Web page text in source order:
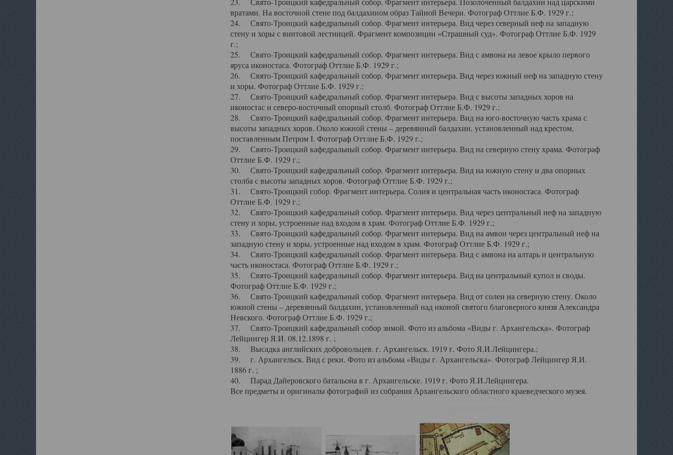
вратами. На восточной стене под балдахином образ Тайной Вечери. Фотограф Оттлие Б.Ф. 1929 г.;
24. Свято-Троицкий кафедральный собор. Фрагмент интерьера. Вид через северный неф на западную
стену и хоры с винтовой лестницей. Фрагмент композиции «Страшный суд». Фотограф Оттлие Б.Ф. 1929
г.;
25. Свято-Троицкий кафедральный собор. Фрагмент интерьера. Вид с амвона на левое крыло первого
яруса иконостаса. Фотограф Оттлие Б.Ф. 1929 г.;
26. Свято-Троицкий кафедральный собор. Фрагмент интерьера. Вид через южный неф на западную стену
и хоры. Фотограф Оттлие Б.Ф. 1929 г.;
27. Свято-Троицкий кафедральный собор. Фрагмент интерьера. Вид с высоты западных хоров на
иконостас и северо-восточный опорный столб. Фотограф Оттлие Б.Ф. 1929 г.;
28. Свято-Троицкий кафедральный собор. Фрагмент интерьера. Вид на юго-восточную часть храма с
высоты западных хоров. Около южной стены – деревянный балдахин, установленный над крестом,
поставленным Петром I. Фотограф Оттлие Б.Ф. 1929 г.;
29. Свято-Троицкий кафедральный собор. Фрагмент интерьера. Вид на северную стену храма. Фотограф
Оттлие Б.Ф. 1929 г.;
30. Свято-Троицкий кафедральный собор. Фрагмент интерьера. Вид на южную стену и два опорных
столба с высоты западных хоров. Фотограф Оттлие Б.Ф. 1929 г.;
31. Свято-Троицкий собор. Фрагмент интерьера. Солия и центральная часть иконостаса. Фотограф
Оттлие Б.Ф. 1929 г.;
32. Свято-Троицкий кафедральный собор. Фрагмент интерьера. Вид через центральный неф на западную
стену и хоры, устроенные над входом в храм. Фотограф Оттлие Б.Ф. 1929 г.;
33. Свято-Троицкий кафедральный собор. Фрагмент интерьера. Вид на амвон через центральный неф на
западную стену и хоры, устроенные над входом в храм. Фотограф Оттлие Б.Ф. 1929 г.;
34. Свято-Троицкий кафедральный собор. Фрагмент интерьера. Вид с амвона на алтарь и центральную
часть иконостаса. Фотограф Оттлие Б.Ф. 1929 г.;
35. Свято-Троицкий кафедральный собор. Фрагмент интерьера. Вид на центральный купол и своды.
Фотограф Оттлие Б.Ф. 1929 г.;
36. Свято-Троицкий кафедральный собор. Фрагмент интерьера. Вид от солеи на северную стену. Около
южной стены – деревянный балдахин, установленный над иконой святого благоверного князя Александра
Невского. Фотограф Оттлие Б.Ф. 1929 г.;
37. Свято-Троицкий кафедральный собор зимой. Фото из альбома «Виды г. Архангельска». Фотограф
Лейцингер Я.И. 08.12.1898 г. ;
38. Высадка английских добровольцев. г. Архангельск. 1919 г. Фото Я.И.Лейцингера.;
39. г. Архангельск. Вид с реки. Фото из альбома «Виды г. Архангельска». Фотограф Лейцингер Я.И.
1886 г. ;
40. Парад Дайеровского батальона в г. Архангельске. 1919 г. Фото Я.И.Лейцингера.
Все предметы и оригиналы фотографий из собрания Архангельского областного краеведческого музея.